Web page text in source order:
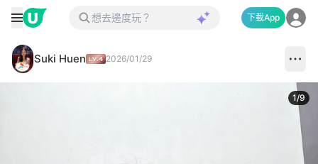
下載App
Suki Huen 2026/01/29
1/9